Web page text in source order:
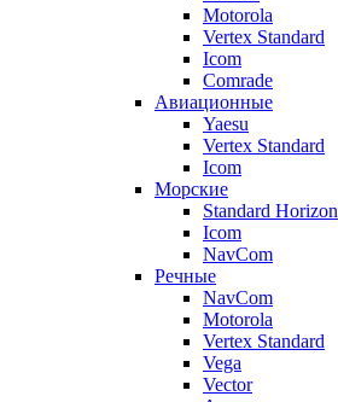
Motorola
Vertex Standard
Icom
Comrade
Авиационные
Yaesu
Vertex Standard
Icom
Морские
Standard Horizon
Icom
NavCom
Речные
NavCom
Motorola
Vertex Standard
Vega
Vector